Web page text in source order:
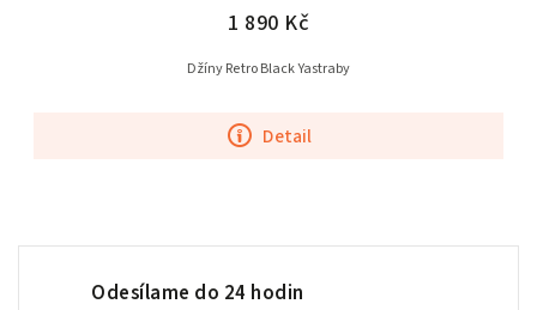
1 890 Kč
Detail
Džíny Retro Black Yastraby
Odesílame do 24 hodin